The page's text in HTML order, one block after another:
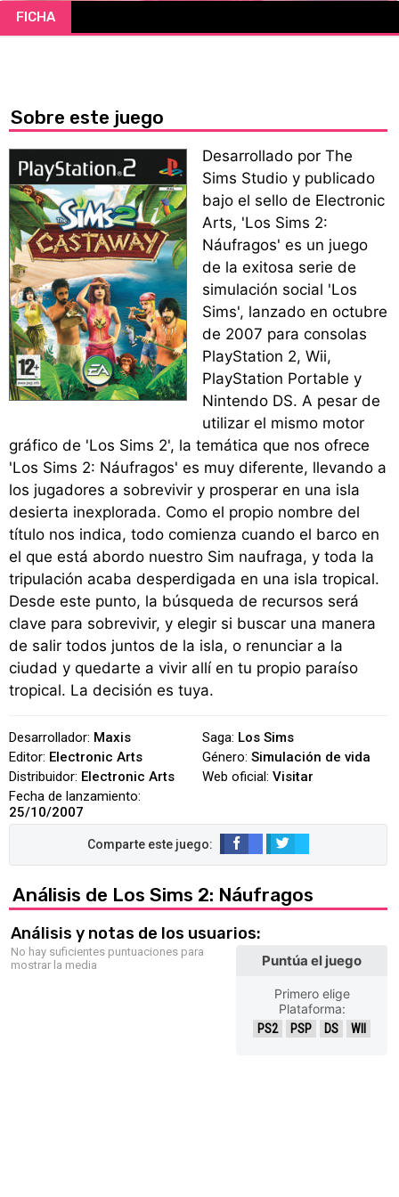
FICHA
Sobre este juego
Desarrollado por The
Sims Studio y publicado
bajo el sello de Electronic
Arts, 'Los Sims 2:
Náufragos' es un juego
de la exitosa serie de
simulación social 'Los
Sims', lanzado en octubre
de 2007 para consolas
PlayStation 2, Wii,
PlayStation Portable y
Nintendo DS. A pesar de
utilizar el mismo motor
gráfico de 'Los Sims 2', la temática que nos ofrece
'Los Sims 2: Náufragos' es muy diferente, llevando a
los jugadores a sobrevivir y prosperar en una isla
desierta inexplorada. Como el propio nombre del
título nos indica, todo comienza cuando el barco en
el que está abordo nuestro Sim naufraga, y toda la
tripulación acaba desperdigada en una isla tropical.
Desde este punto, la búsqueda de recursos será
clave para sobrevivir, y elegir si buscar una manera
de salir todos juntos de la isla, o renunciar a la
ciudad y quedarte a vivir allí en tu propio paraíso
tropical. La decisión es tuya.
Desarrollador: Maxis
Editor: Electronic Arts
Distribuidor: Electronic Arts
Fecha de lanzamiento:
25/10/2007
Saga: Los Sims
Género: Simulación de vida
Web oficial: Visitar
Análisis de Los Sims 2: Náufragos
Análisis y notas de los usuarios:
No hay suficientes puntuaciones para
mostrar la media
Puntúa el juego
Primero elige
Plataforma:
PS2 PSP DS WII